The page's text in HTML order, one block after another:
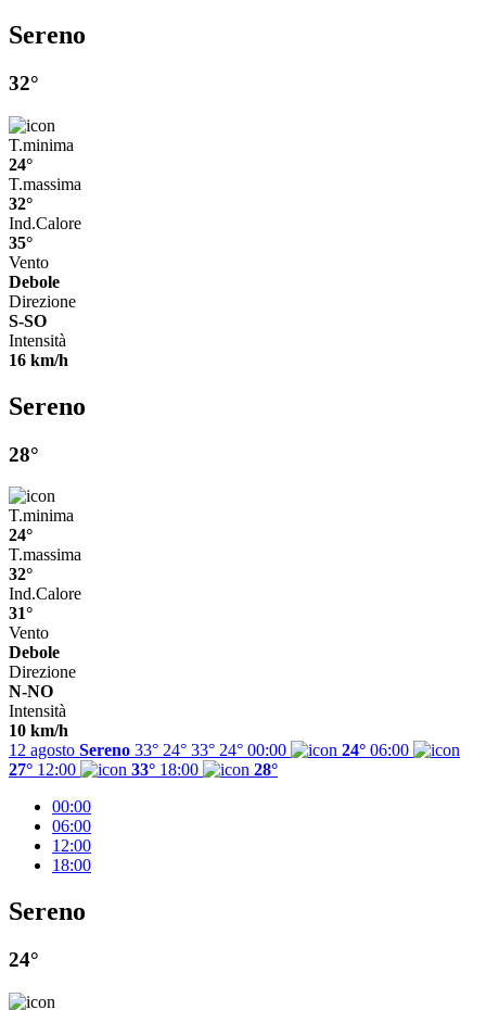
Sereno
32°
T.minima
24°
T.massima
32°
Ind.Calore
35°
Vento
Debole
Direzione
S-SO
Intensità
16 km/h
Sereno
28°
T.minima
24°
T.massima
32°
Ind.Calore
31°
Vento
Debole
Direzione
N-NO
Intensità
10 km/h
12 agosto Sereno 33° 24° 33° 24° 00:00 24° 06:00
27° 12:00 33° 18:00
28°
00:00
06:00
12:00
18:00
Sereno
24°